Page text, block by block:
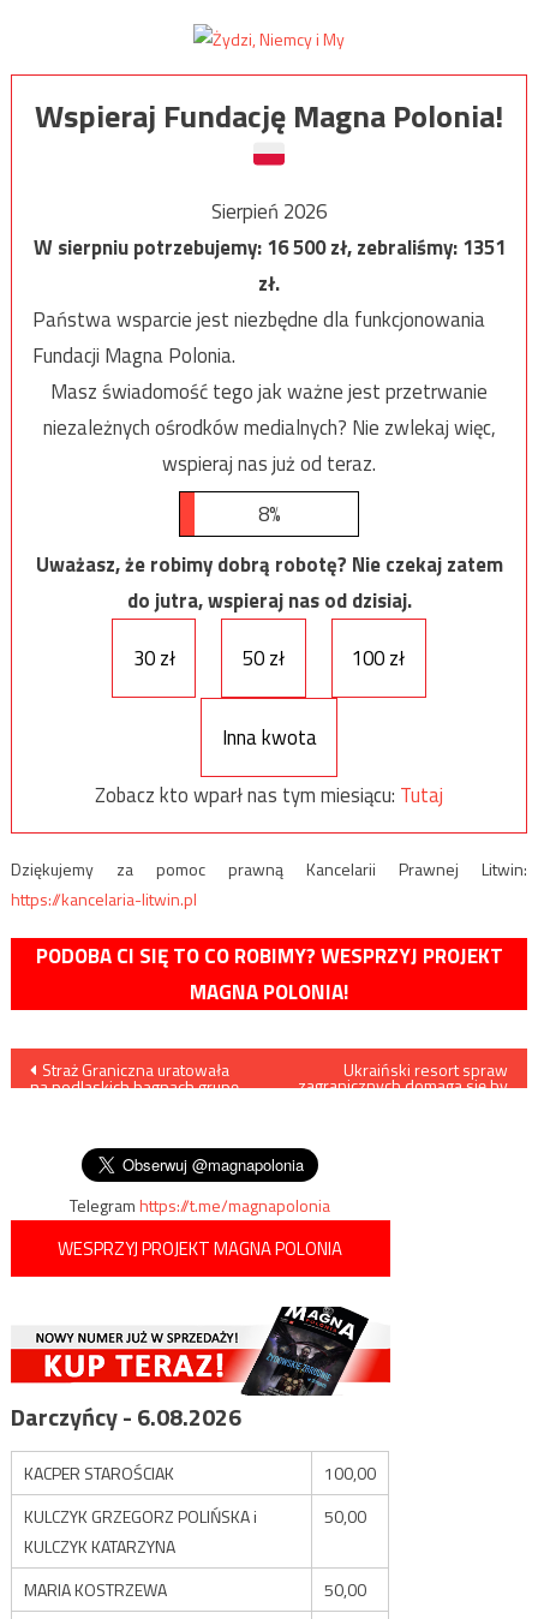
Wspieraj Fundację Magna Polonia!
Sierpień 2026
W sierpniu potrzebujemy:16 500zł, zebraliśmy:1351
zł.
Państwa wsparcie jest niezbędne dla funkcjonowania
Fundacji Magna Polonia.
Masz świadomość tego jak ważne jest przetrwanie
niezależnych ośrodków medialnych? Nie zwlekaj więc,
wspieraj nas już od teraz.
8%
Uważasz, że robimy dobrą robotę? Nie czekaj zatem
do jutra, wspieraj nas od dzisiaj.
30 zł
50 zł 100 zł
Inna kwota
Zobacz kto wparł nas tym miesiącu: Tutaj
Dziękujemy za pomoc prawną Kancelarii Prawnej Litwin:
https://kancelaria-litwin.pl
PODOBA CI SIĘ TO CO ROBIMY? WESPRZYJ PROJEKT
MAGNA POLONIA!
Nawigacja
Straż Graniczna uratowała
na podlaskich bagnach grupę
Ukraiński resort spraw
zagranicznych domaga się by
Telegramhttps://t.me/magnapolonia
WESPRZYJ PROJEKT MAGNA POLONIA
Darczyńcy - 6.08.2026
KACPER STAROŚCIAK
100,00
KULCZYK GRZEGORZ POLIŃSKA i
KULCZYK KATARZYNA
50,00
MARIA KOSTRZEWA 50,00